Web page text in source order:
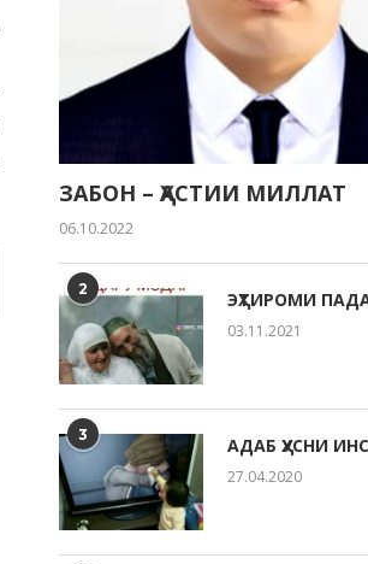
ҶАВОНОН — НЕРУИ ЭҲЁГАР ВА
ТАКЯГОҲИ МИЛЛАТ
22.05.2026
ЗАБОН – ҲАСТИИ МИЛЛАТ
06.10.2022
2 ЭҲТИРОМИ
03.11.2021
3 АДАБ ҲУСНИ
27.04.2020